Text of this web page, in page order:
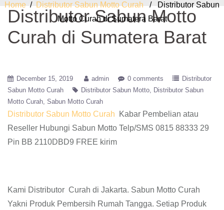
Home / Distributor Sabun Motto Curah / Distributor Sabun
Motto Curah di Sumatera Barat
Distributor Sabun Motto
Curah di Sumatera Barat
December 15, 2019 admin 0 comments
Distributor
Sabun Motto Curah
Distributor Sabun Motto
Distributor Sabun
Motto Curah Sabun Motto Curah
Distributor Sabun Motto Curah
Kabar Pembelian atau
Reseller Hubungi Sabun Motto Telp/SMS 0815 88333 29
Pin BB 2110DBD9 FREE kirim
Kami Distributor Curah di Jakarta. Sabun Motto Curah
Yakni Produk Pembersih Rumah Tangga. Setiap Produk